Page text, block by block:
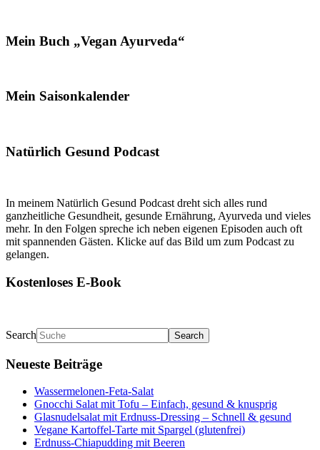
Mein Buch „Vegan Ayurveda“
Mein Saisonkalender
Natürlich Gesund Podcast
In meinem Natürlich Gesund Podcast dreht sich alles rund
ganzheitliche Gesundheit, gesunde Ernährung, Ayurveda und vieles
mehr. In den Folgen spreche ich neben eigenen Episoden auch oft
mit spannenden Gästen. Klicke auf das Bild um zum Podcast zu
gelangen.
Kostenloses E-Book
Search
Neueste Beiträge
Wassermelonen-Feta-Salat
Gnocchi Salat mit Tofu – Einfach, gesund & knusprig
Glasnudelsalat mit Erdnuss-Dressing – Schnell & gesund
Vegane Kartoffel-Tarte mit Spargel (glutenfrei)
Erdnuss-Chiapudding mit Beeren